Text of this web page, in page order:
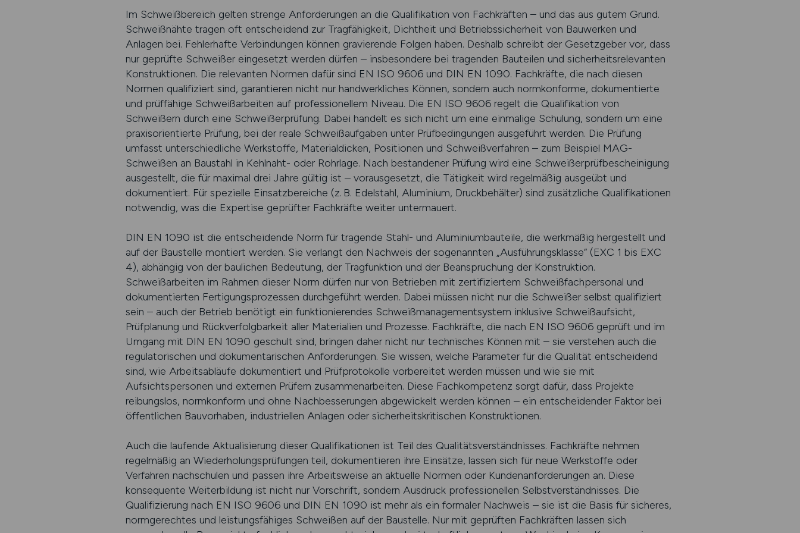
Im Schweißbereich gelten strenge Anforderungen an die Qualifikation von Fachkräften – und das aus gutem Grund.
Schweißnähte tragen oft entscheidend zur Tragfähigkeit, Dichtheit und Betriebssicherheit von Bauwerken und
Anlagen bei. Fehlerhafte Verbindungen können gravierende Folgen haben. Deshalb schreibt der Gesetzgeber vor, dass
nur geprüfte Schweißer eingesetzt werden dürfen – insbesondere bei tragenden Bauteilen und sicherheitsrelevanten
Konstruktionen. Die relevanten Normen dafür sind EN ISO 9606 und DIN EN 1090. Fachkräfte, die nach diesen
Normen qualifiziert sind, garantieren nicht nur handwerkliches Können, sondern auch normkonforme, dokumentierte
und prüffähige Schweißarbeiten auf professionellem Niveau. Die EN ISO 9606 regelt die Qualifikation von
Schweißern durch eine Schweißerprüfung. Dabei handelt es sich nicht um eine einmalige Schulung, sondern um eine
praxisorientierte Prüfung, bei der reale Schweißaufgaben unter Prüfbedingungen ausgeführt werden. Die Prüfung
umfasst unterschiedliche Werkstoffe, Materialdicken, Positionen und Schweißverfahren – zum Beispiel MAG-
Schweißen an Baustahl in Kehlnaht- oder Rohrlage. Nach bestandener Prüfung wird eine Schweißerprüfbescheinigung
ausgestellt, die für maximal drei Jahre gültig ist – vorausgesetzt, die Tätigkeit wird regelmäßig ausgeübt und
dokumentiert. Für spezielle Einsatzbereiche (z. B. Edelstahl, Aluminium, Druckbehälter) sind zusätzliche Qualifikationen
notwendig, was die Expertise geprüfter Fachkräfte weiter untermauert.
DIN EN 1090 ist die entscheidende Norm für tragende Stahl- und Aluminiumbauteile, die werkmäßig hergestellt und
auf der Baustelle montiert werden. Sie verlangt den Nachweis der sogenannten „Ausführungsklasse“ (EXC 1 bis EXC
4), abhängig von der baulichen Bedeutung, der Tragfunktion und der Beanspruchung der Konstruktion.
Schweißarbeiten im Rahmen dieser Norm dürfen nur von Betrieben mit zertifiziertem Schweißfachpersonal und
dokumentierten Fertigungsprozessen durchgeführt werden. Dabei müssen nicht nur die Schweißer selbst qualifiziert
sein – auch der Betrieb benötigt ein funktionierendes Schweißmanagementsystem inklusive Schweißaufsicht,
Prüfplanung und Rückverfolgbarkeit aller Materialien und Prozesse. Fachkräfte, die nach EN ISO 9606 geprüft und im
Umgang mit DIN EN 1090 geschult sind, bringen daher nicht nur technisches Können mit – sie verstehen auch die
regulatorischen und dokumentarischen Anforderungen. Sie wissen, welche Parameter für die Qualität entscheidend
sind, wie Arbeitsabläufe dokumentiert und Prüfprotokolle vorbereitet werden müssen und wie sie mit
Aufsichtspersonen und externen Prüfern zusammenarbeiten. Diese Fachkompetenz sorgt dafür, dass Projekte
reibungslos, normkonform und ohne Nachbesserungen abgewickelt werden können – ein entscheidender Faktor bei
öffentlichen Bauvorhaben, industriellen Anlagen oder sicherheitskritischen Konstruktionen.
Auch die laufende Aktualisierung dieser Qualifikationen ist Teil des Qualitätsverständnisses. Fachkräfte nehmen
regelmäßig an Wiederholungsprüfungen teil, dokumentieren ihre Einsätze, lassen sich für neue Werkstoffe oder
Verfahren nachschulen und passen ihre Arbeitsweise an aktuelle Normen oder Kundenanforderungen an. Diese
konsequente Weiterbildung ist nicht nur Vorschrift, sondern Ausdruck professionellen Selbstverständnisses. Die
Qualifizierung nach EN ISO 9606 und DIN EN 1090 ist mehr als ein formaler Nachweis – sie ist die Basis für sicheres,
normgerechtes und leistungsfähiges Schweißen auf der Baustelle. Nur mit geprüften Fachkräften lassen sich